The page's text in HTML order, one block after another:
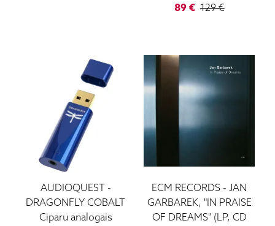
89€ 129€
AUDIOQUEST-
DRAGONFLY COBALT
Ciparu analogais
ECM RECORDS -JAN
GARBAREK, "IN PRAISE
OF DREAMS" (LP, CD